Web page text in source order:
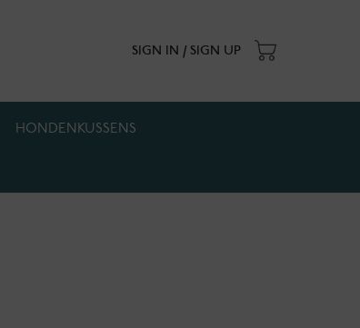
SIGN IN / SIGN UP
HONDENKUSSENS